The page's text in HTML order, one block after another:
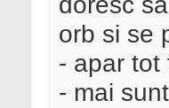
orb si se
- apar tot
- mai